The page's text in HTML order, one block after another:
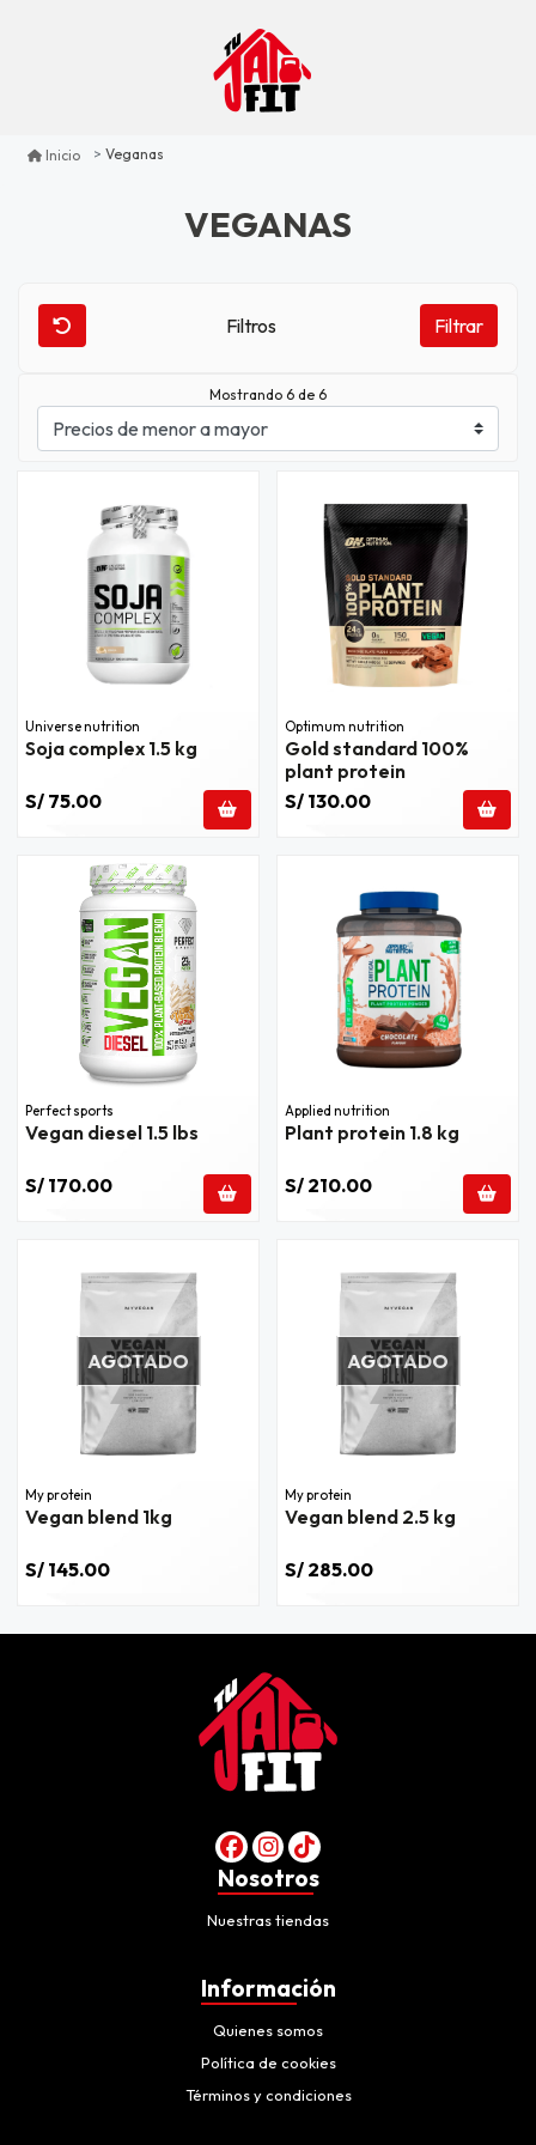
Inicio Veganas
VEGANAS
Filtros Filtrar
Mostrando 6 de 6
Universe nutrition
Soja complex 1.5 kg
S/ 75.00
Optimum nutrition
Gold standard 100%
plant protein
S/ 130.00
Perfect sports
Vegan diesel 1.5 lbs
S/ 170.00
Applied nutrition
Plant protein 1.8 kg
S/ 210.00
AGOTADO
My protein
Vegan blend 1kg
S/ 145.00
AGOTADO
My protein
Vegan blend 2.5 kg
S/ 285.00
Nosotros
Nuestras tiendas
Información
Quienes somos
Política de cookies
Términos y condiciones